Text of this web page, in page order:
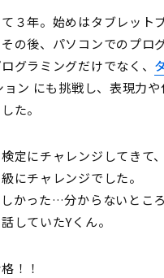
３年。始めはタブレット
の後、パソコンでのプロ
グラミングだけでなく、
ン にも挑戦し、表現力や
た。
定にチャレンジしてきて
にチャレンジでした。
かった…分からないとこ
していたYくん。
！！